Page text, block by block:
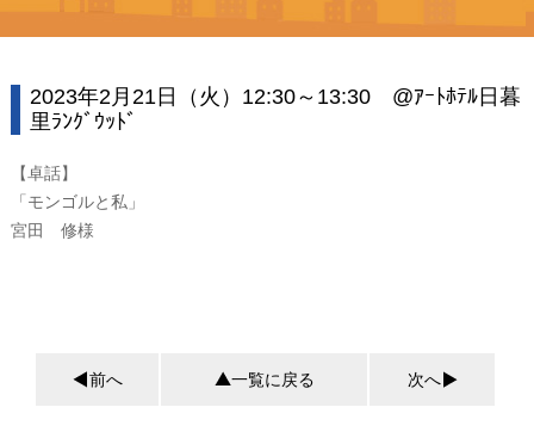
2023年2月21日（火）12:30～13:30 @ｱｰﾄﾎﾃﾙ日暮
里ﾗﾝｸﾞｳｯﾄﾞ
【卓話】
「モンゴルと私」
宮田 修様
前へ 一覧に戻る 次へ